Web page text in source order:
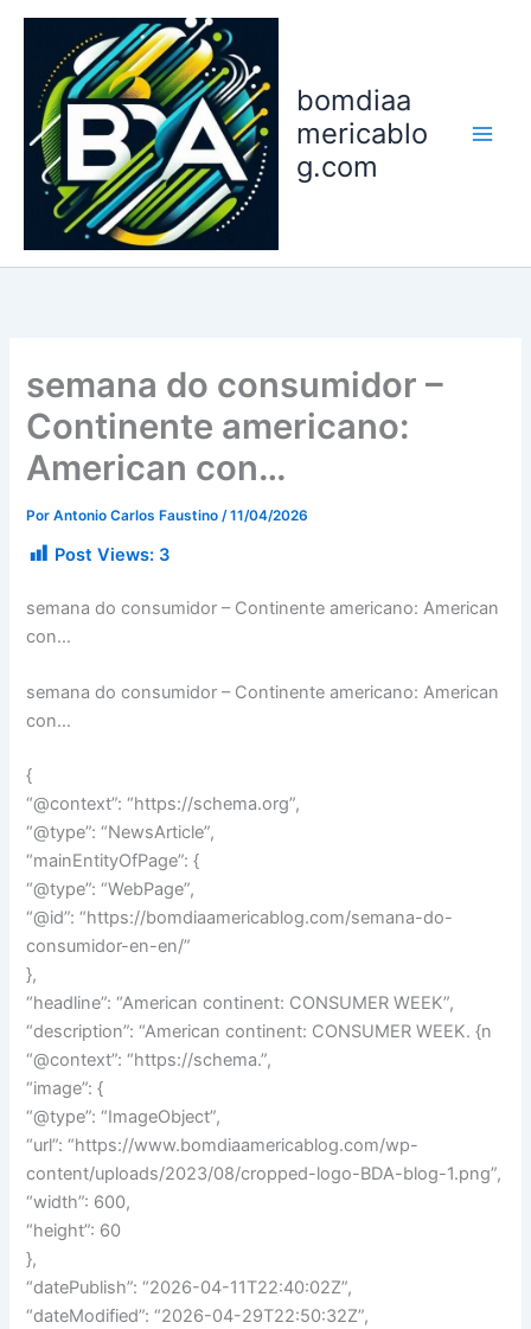
conteúdo
bomdiaa
mericablo
g.com
semana do consumidor –
Continente americano:
American con…
PorAntonio Carlos Faustino /11/04/2026
Post Views: 3
semana do consumidor – Continente americano: American
con…
semana do consumidor – Continente americano: American
con…
{
“@context”: “https://schema.org”,
“@type”: “NewsArticle”,
“mainEntityOfPage”: {
“@type”: “WebPage”,
“@id”: “https://bomdiaamericablog.com/semana-do-
consumidor-en-en/”
},
“headline”: “American continent: CONSUMER WEEK”,
“description”: “American continent: CONSUMER WEEK. {n
“@context”: “https://schema.”,
“image”: {
“@type”: “ImageObject”,
“url”: “https://www.bomdiaamericablog.com/wp-
content/uploads/2023/08/cropped-logo-BDA-blog-1.png”,
“width”: 600,
“height”: 60
},
“datePublish”: “2026-04-11T22:40:02Z”,
“dateModified”: “2026-04-29T22:50:32Z”,